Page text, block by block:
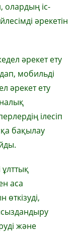
олардың іс-
әрекетін
әрекет ету
мобильді
әрекет ету
ілесіп
бақылау
аса
өткізуді,
және